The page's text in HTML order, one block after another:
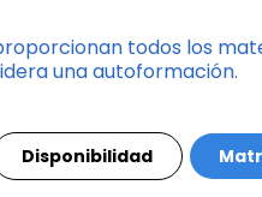
todos los
una autoformación.
Disponibilidad